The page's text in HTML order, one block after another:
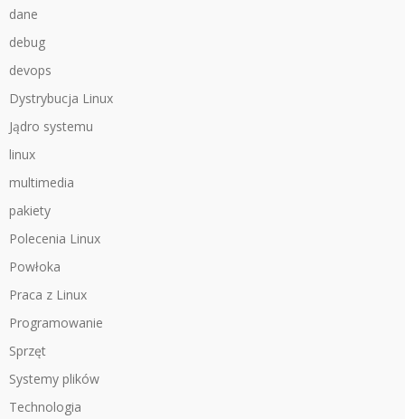
dane
debug
devops
Dystrybucja Linux
Jądro systemu
linux
multimedia
pakiety
Polecenia Linux
Powłoka
Praca z Linux
Programowanie
Sprzęt
Systemy plików
Technologia